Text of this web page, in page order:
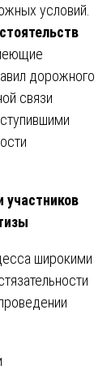
условий.
дорожного
связи
участников
широкими